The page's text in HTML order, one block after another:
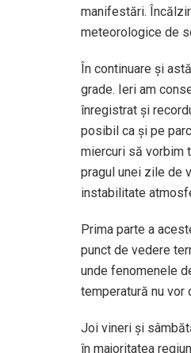
manifestări.
meteorologice de
În continuare și
grade. Ieri am
înregistrat și
posibil ca și pe
miercuri să vorbim
pragul unei zile de
instabilitate
Prima parte a
punct de vedere
unde fenomenele
temperatură nu vor
Joi vineri și
în majoritatea